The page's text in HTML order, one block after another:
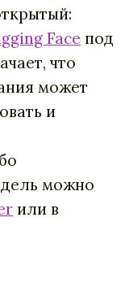
Face под
что
может
и
можно
или в